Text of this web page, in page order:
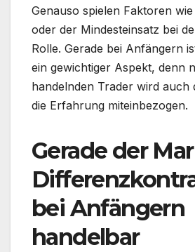
Genauso spielen Faktoren
oder der Mindesteinsatz bei
Rolle. Gerade bei Anfängern
ein gewichtiger Aspekt, denn
handelnden Trader wird auch
die Erfahrung miteinbezogen.
Gerade der
bei Anfängern
handelbar